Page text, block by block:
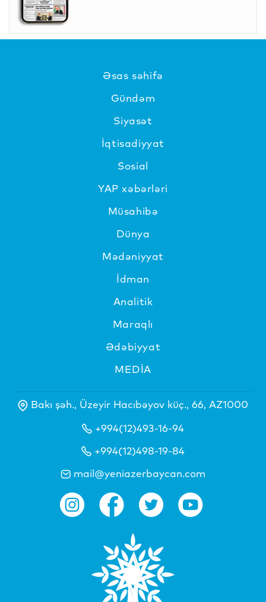
Əsas səhifə
Gündəm
Siyasət
İqtisadiyyat
Sosial
YAP xəbərləri
Müsahibə
Dünya
Mədəniyyat
İdman
Analitik
Maraqlı
Ədəbiyyat
MEDİA
Bakı şəh., Üzeyir Hacıbəyov küç., 66, AZ1000
+994(12)493-16-94
+994(12)498-19-84
mail@yeniazerbaycan.com